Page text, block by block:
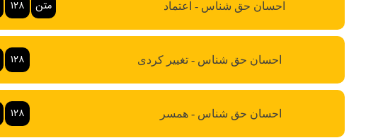
احسان حق شناس - اعتماد متن ۱۲۸
احسان حق شناس - تغییر کردی ۱۲۸
احسان حق شناس - همسر ۱۲۸